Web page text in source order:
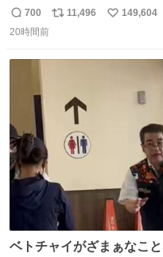
#西川貴教
返
信
700
リ
11,496
い
149,604
20時間前
ベトチャイがざまぁなこ